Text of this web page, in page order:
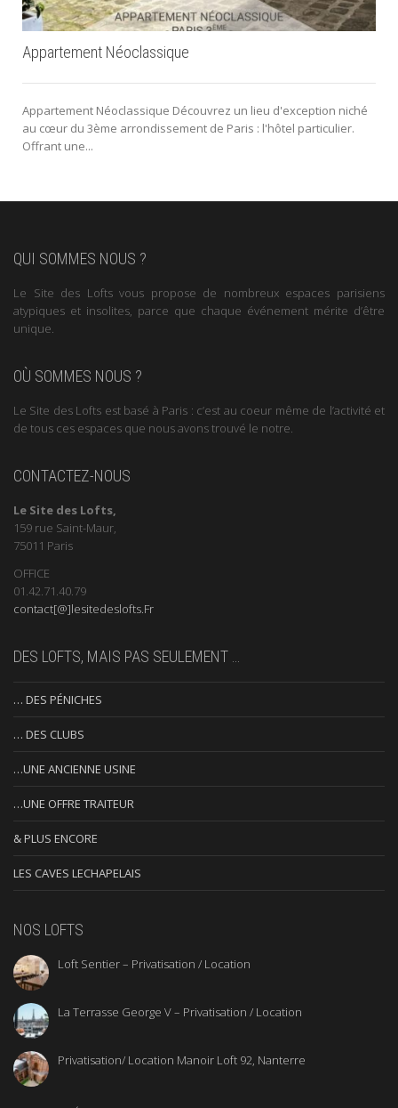
Appartement Néoclassique
Appartement Néoclassique Découvrez un lieu d'exception niché
au cœur du 3ème arrondissement de Paris : l'hôtel particulier.
Offrant une...
QUI SOMMES NOUS ?
Le Site des Lofts vous propose de nombreux espaces parisiens
atypiques et insolites, parce que chaque événement mérite d’être
unique.
OÙ SOMMES NOUS ?
Le Site des Lofts est basé à Paris : c’est au coeur même de l’activité et
de tous ces espaces que nous avons trouvé le notre.
CONTACTEZ-NOUS
Le Site des Lofts,
159 rue Saint-Maur,
75011 Paris
OFFICE
01.42.71.40.79
contact[@]lesitedeslofts.Fr
DES LOFTS, MAIS PAS SEULEMENT …
… DES PÉNICHES
… DES CLUBS
…UNE ANCIENNE USINE
…UNE OFFRE TRAITEUR
& PLUS ENCORE
LES CAVES LECHAPELAIS
NOS LOFTS
Loft Sentier – Privatisation / Location
La Terrasse George V – Privatisation / Location
Privatisation/ Location Manoir Loft 92, Nanterre